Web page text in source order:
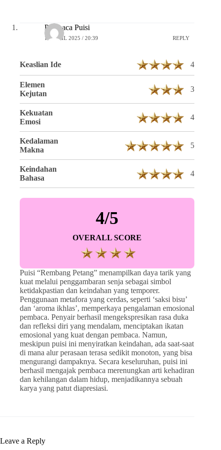
Pembaca Puisi
16 APRIL 2025 / 20:39 REPLY
Keaslian Ide 4
Elemen
Kejutan
3
Kekuatan
Emosi
4
Kedalaman
Makna
5
Keindahan
Bahasa
4
4/5
OVERALL SCORE
Puisi “Rembang Petang” menampilkan daya tarik yang
kuat melalui penggambaran senja sebagai simbol
ketidakpastian dan keindahan yang temporer.
Penggunaan metafora yang cerdas, seperti ‘saksi bisu’
dan ‘aroma ikhlas’, memperkaya pengalaman emosional
pembaca. Penyair berhasil mengekspresikan rasa duka
dan refleksi diri yang mendalam, menciptakan ikatan
emosional yang kuat dengan pembaca. Namun,
meskipun puisi ini menyiratkan keindahan, ada saat-saat
di mana alur perasaan terasa sedikit monoton, yang bisa
mengurangi dampaknya. Secara keseluruhan, puisi ini
berhasil mengajak pembaca merenungkan arti kehadiran
dan kehilangan dalam hidup, menjadikannya sebuah
karya yang patut diapresiasi.
Leave a Reply